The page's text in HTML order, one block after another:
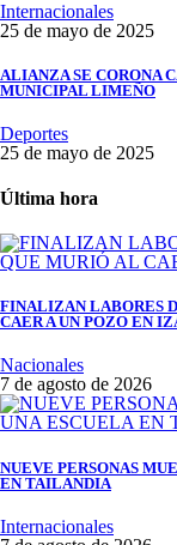
Internacionales
25 de mayo de 2025
ALIANZA SE CORONA
MUNICIPAL LIMEÑO
Deportes
25 de mayo de 2025
Última hora
FINALIZAN LABORES
CAER A UN POZO EN
Nacionales
7 de agosto de 2026
NUEVE PERSONAS
EN TAILANDIA
Internacionales